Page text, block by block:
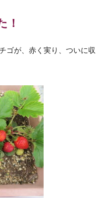
テイ
ヘルパー）
事業所
ホーム
設一覧
一覧
制度
用
金一覧
書
書・報告書
護方針
！
ゴが、赤く実り、ついに収